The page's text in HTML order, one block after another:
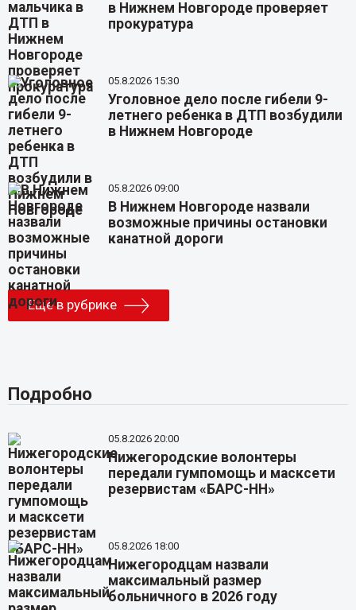
в Нижнем Новгороде проверяет
прокуратура
05.8.2026 15:30
Уголовное дело после гибели 9-
летнего ребенка в ДТП возбудили
в Нижнем Новгороде
05.8.2026 09:00
В Нижнем Новгороде назвали
возможные причины остановки
канатной дороги
Еще в рубрике
Подробно
05.8.2026 20:00
Нижегородские волонтеры
передали гумпомощь и масксети
резервистам «БАРС-НН»
05.8.2026 18:00
Нижегородцам назвали
максимальный размер
больничного в 2026 году